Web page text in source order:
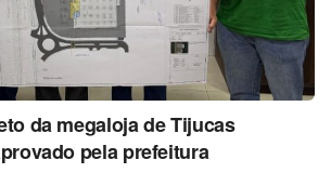
da megaloja de Tijucas
pela prefeitura